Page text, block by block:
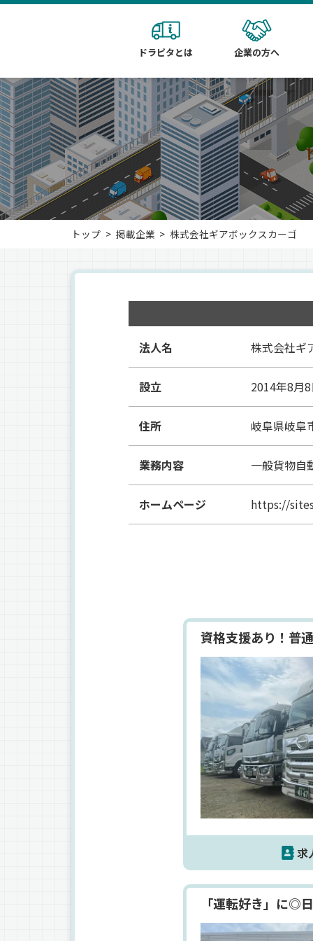
ドラピタとは 企業の方へ
トップ 掲載企業 株式会社ギアボックスカーゴ
法人名 株式会社ギ
設立 2014年8月
住所 岐阜県岐阜
業務内容 一般貨物自
ホームページ https://
資格支援あり！普
求
「運転好き」に◎